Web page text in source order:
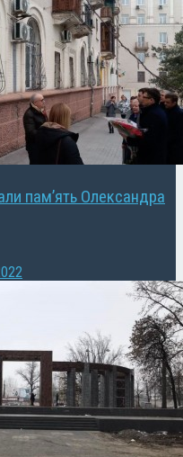
пам’ять Олександра